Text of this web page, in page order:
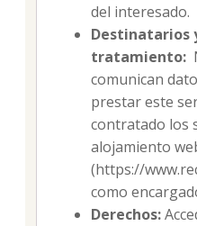
del interesado.
Destinatarios
tratamiento:
comunican
prestar este
contratado los
alojamiento
(https://
como
Derechos: